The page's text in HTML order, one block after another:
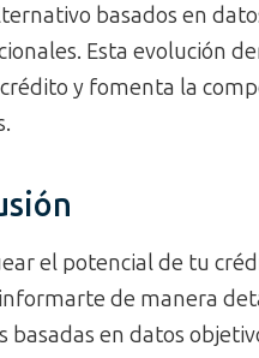
basados en
Esta evolución
crédito y fomenta la
el potencial de tu
de manera
basadas en datos